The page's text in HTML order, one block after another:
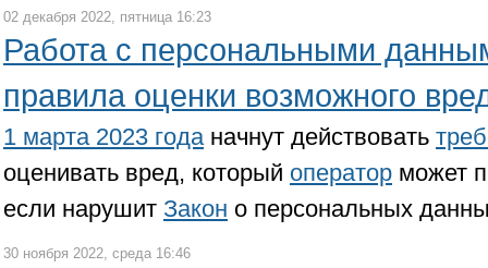
02 декабря 2022, пятница 16:23
Работа с персональными
правила оценки возможного
1 марта 2023 годаначнут действовать
оценивать вред, который оператор может
если нарушит Закон о персональных
30 ноября 2022, среда 16:46